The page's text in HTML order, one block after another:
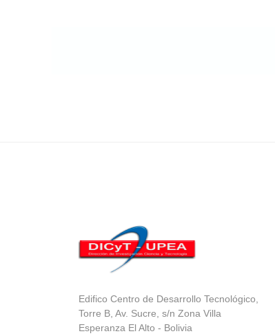
Edifico Centro de Desarrollo Tecnológico,
Torre B, Av. Sucre, s/n Zona Villa
Esperanza El Alto - Bolivia